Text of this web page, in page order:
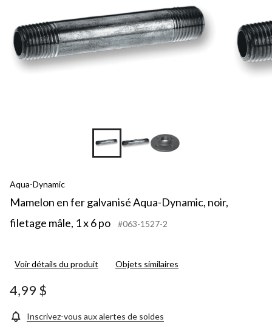
Aqua-Dynamic
Mamelon en fer galvanisé Aqua-Dynamic, noir,
filetage mâle, 1 x 6 po
#063-1527-2
Voir détails du produit Objets similaires
4,99 $
Inscrivez-vous aux alertes de soldes